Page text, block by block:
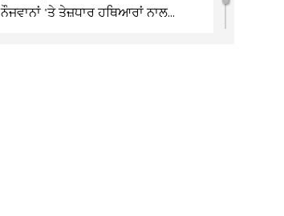
ਨੌਜਵਾਨਾਂ 'ਤੇ ਤੇਜ਼ਧਾਰ ਹਥਿਆਰਾਂ ਨਾਲ...